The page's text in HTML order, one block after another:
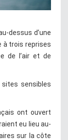
dessus d’une
à trois reprises
de l’air et de
sensibles
ont ouvert
eu lieu au-
sur la côte